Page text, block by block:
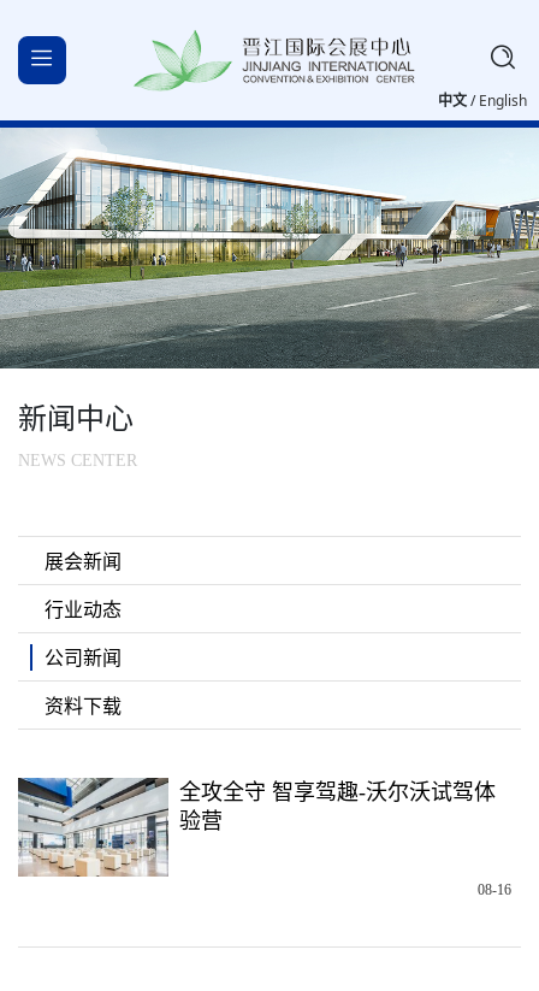
中文/English
新闻中心
NEWS CENTER
展会新闻
行业动态
公司新闻
资料下载
全攻全守 智享驾趣-沃尔沃试驾体
验营
08-16